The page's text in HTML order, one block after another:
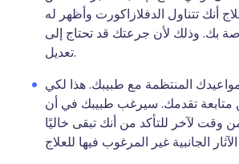
أنك تتناول الدفلازاكورت وأظهر له
بك. وذلك لأن جرعتك قد تحتاج إلى
تعديل.
المنتظمة مع طبيبك. هذا لكي
متابعة تقدمك. سيرغب طبيبك في أن
وقت لآخر للتأكد من أنك تبقى خاليًا